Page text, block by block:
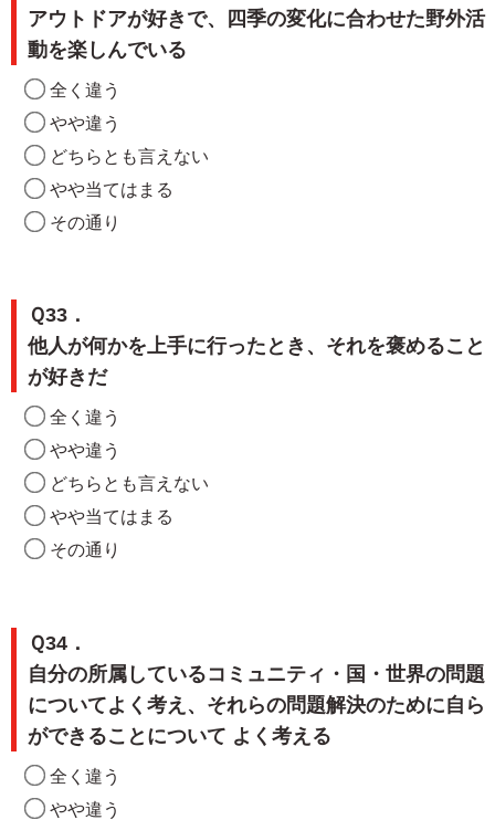
アウトドアが好きで、四季の変化に合わせた野外活
動を楽しんでいる
全く違う
やや違う
どちらとも言えない
やや当てはまる
その通り
Ｑ33．
他人が何かを上手に行ったとき、それを褒めること
が好きだ
全く違う
やや違う
どちらとも言えない
やや当てはまる
その通り
Ｑ34．
自分の所属しているコミュニティ・国・世界の問題
についてよく考え、それらの問題解決のために自ら
ができることについて よく考える
全く違う
やや違う